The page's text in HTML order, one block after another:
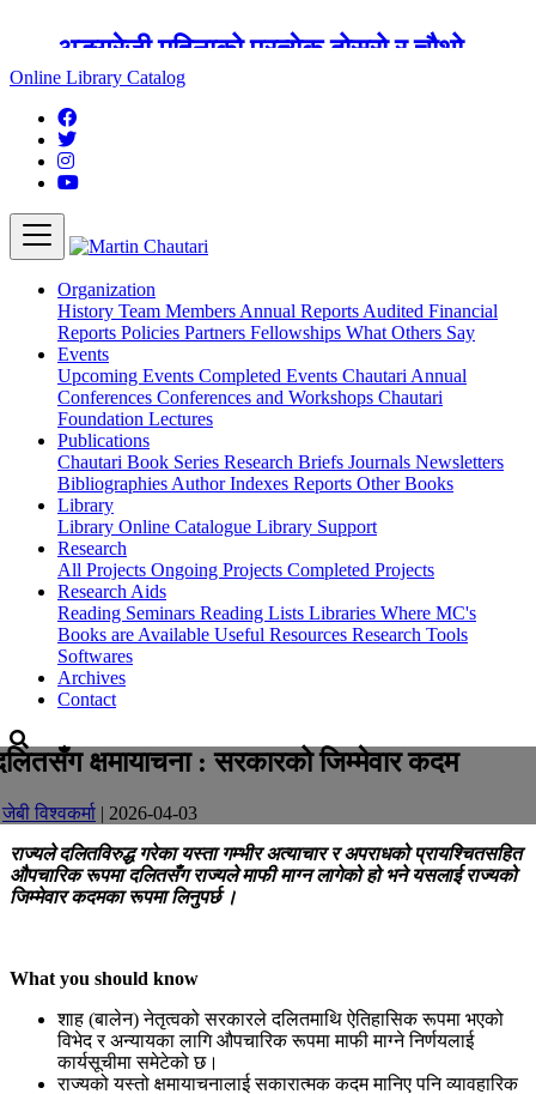
अङ्ग्रेजी महिनाको प्रत्येक दोस्रो र चौथो
शुक्रबार मार्टिन चौतारी र यसको पुस्तकालय
बन्द रहने छ ।
Online Library Catalog
Organization
History Team Members Annual Reports Audited Financial
Reports Policies Partners Fellowships What Others Say
Events
Upcoming Events Completed Events Chautari Annual
Conferences Conferences and Workshops Chautari
Foundation Lectures
Publications
Chautari Book Series Research Briefs Journals Newsletters
Bibliographies Author Indexes Reports Other Books
Library
Library Online Catalogue Library Support
Research
All Projects Ongoing Projects Completed Projects
Research Aids
Reading Seminars Reading Lists Libraries Where MC's
Books are Available Useful Resources Research Tools
Softwares
Archives
Contact
क्षमायाचना : सरकारको जिम्मेवार कदम
जेबी विश्वकर्मा | 2026-04-03
राज्यले दलितविरुद्ध गरेका यस्ता गम्भीर अत्याचार र अपराधको प्रायश्चितसहित
औपचारिक रूपमा दलितसँग राज्यले माफी माग्न लागेको हो भने यसलाई राज्यको
जिम्मेवार कदमका रूपमा लिनुपर्छ ।
What you should know
शाह (बालेन) नेतृत्वको सरकारले दलितमाथि ऐतिहासिक रूपमा भएको
विभेद र अन्यायका लागि औपचारिक रूपमा माफी माग्ने निर्णयलाई
कार्यसूचीमा समेटेको छ।
राज्यको यस्तो क्षमायाचनालाई सकारात्मक कदम मानिए पनि व्यावहारिक